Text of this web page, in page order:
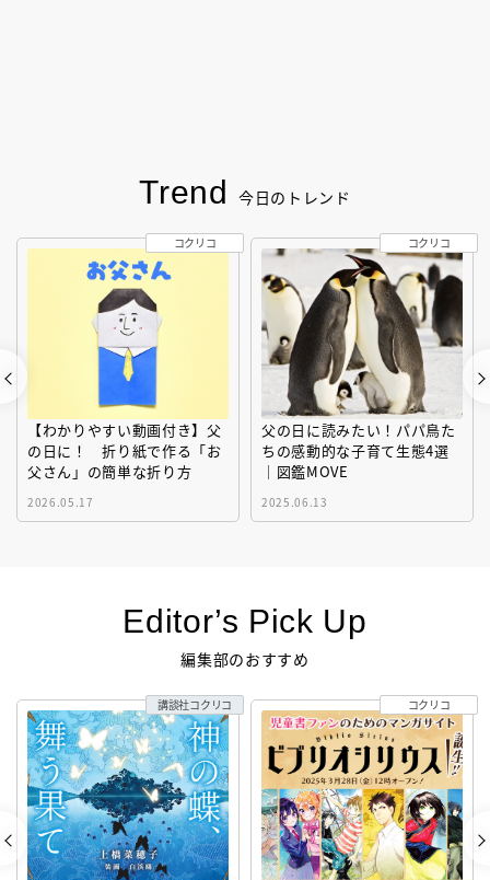
Trend 今日のトレンド
【わかりやすい動画付き】父
の日に！ 折り紙で作る「お
父さん」の簡単な折り方
2026.05.17
コクリコ
父の日に読みたい！パパ鳥た
ちの感動的な子育て生態4選
｜図鑑MOVE
2025.06.13
コクリコ
Editor’s Pick Up
編集部のおすすめ
講談社コクリコ コクリコ